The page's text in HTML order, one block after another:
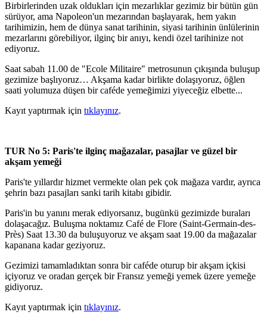
Birbirlerinden uzak oldukları için mezarlıklar gezimiz bir bütün gün
sürüyor, ama Napoleon'un mezarından başlayarak, hem yakın
tarihimizin, hem de dünya sanat tarihinin, siyasi tarihinin ünlülerinin
mezarlarını görebiliyor, ilginç bir anıyı, kendi özel tarihinize not
ediyoruz.
Saat sabah 11.00 de "Ecole Militaire" metrosunun çıkışında buluşup
gezimize başlıyoruz… Akşama kadar birlikte dolaşıyoruz, öğlen
saati yolumuza düşen bir caféde yemeğimizi yiyeceğiz elbette...
Kayıt yaptırmak için tıklayınız.
TUR No 5: Paris'te ilginç mağazalar, pasajlar ve güzel bir
akşam yemeği
Paris'te yıllardır hizmet vermekte olan pek çok mağaza vardır, ayrıca
şehrin bazı pasajları sanki tarih kitabı gibidir.
Paris'in bu yanını merak ediyorsanız, bugünkü gezimizde buraları
dolaşacağız. Buluşma noktamız Café de Flore (Saint-Germain-des-
Près) Saat 13.30 da buluşuyoruz ve akşam saat 19.00 da mağazalar
kapanana kadar geziyoruz.
Gezimizi tamamladıktan sonra bir caféde oturup bir akşam içkisi
içiyoruz ve oradan gerçek bir Fransız yemeği yemek üzere yemeğe
gidiyoruz.
Kayıt yaptırmak için tıklayınız.